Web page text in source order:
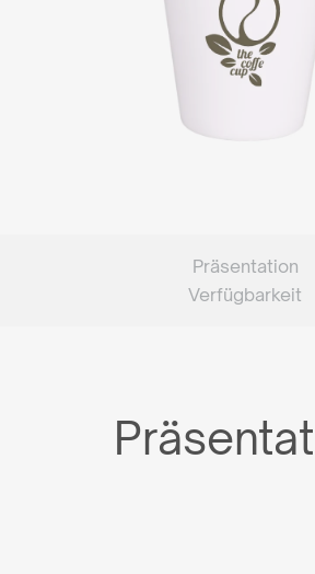
Präsentation
Verfügbarkeit